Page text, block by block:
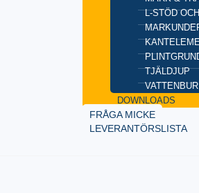
L-STÖD
TJÄLDJUP
DOWNLOADS
FRÅGA MICKE
LEVERANTÖRSLISTA